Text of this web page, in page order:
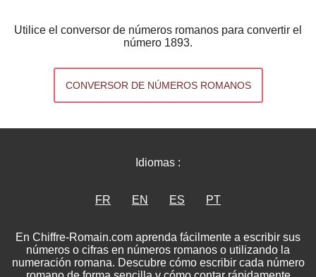
Utilice el conversor de números romanos para convertir el
número 1893.
CONVERSOR DE NÚMEROS ROMANOS
Idiomas :
FR EN ES PT
En Chiffre-Romain.com aprenda fácilmente a escribir sus
números o cifras en números romanos o utilizando la
numeración romana. Descubre cómo escribir cada número